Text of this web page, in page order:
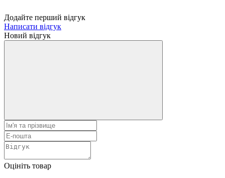
Додайте перший відгук
Написати відгук
Новий відгук
Оцініть товар